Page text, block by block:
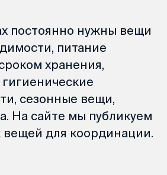
постоянно нужны вещи
питание
хранения,
сезонные вещи,
На сайте мы публикуем
вещей для координации.